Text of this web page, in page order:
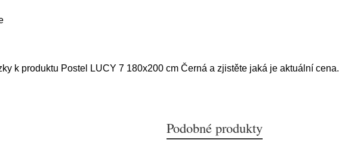
k produktu Postel LUCY 7 180x200 cm Černá a zjistěte jaká je aktuální cena.
Podobné produkty